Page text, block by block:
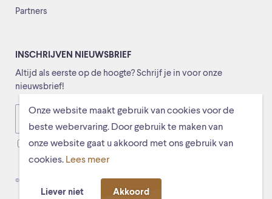
Onze website maakt gebruik van cookies voor de
beste webervaring. Door gebruik te maken van
onze website gaat u akkoord met ons gebruik van
cookies. Lees meer
Liever niet Akkoord
Partners
INSCHRIJVEN NIEUWSBRIEF
Altijd als eerste op de hoogte? Schrijf je in voor onze
nieuwsbrief!
Ik ga ermee akkoord dat mijn gegevens worden opgeslagen
© Schiermonnikoogfestival 2026 Voorwaarden